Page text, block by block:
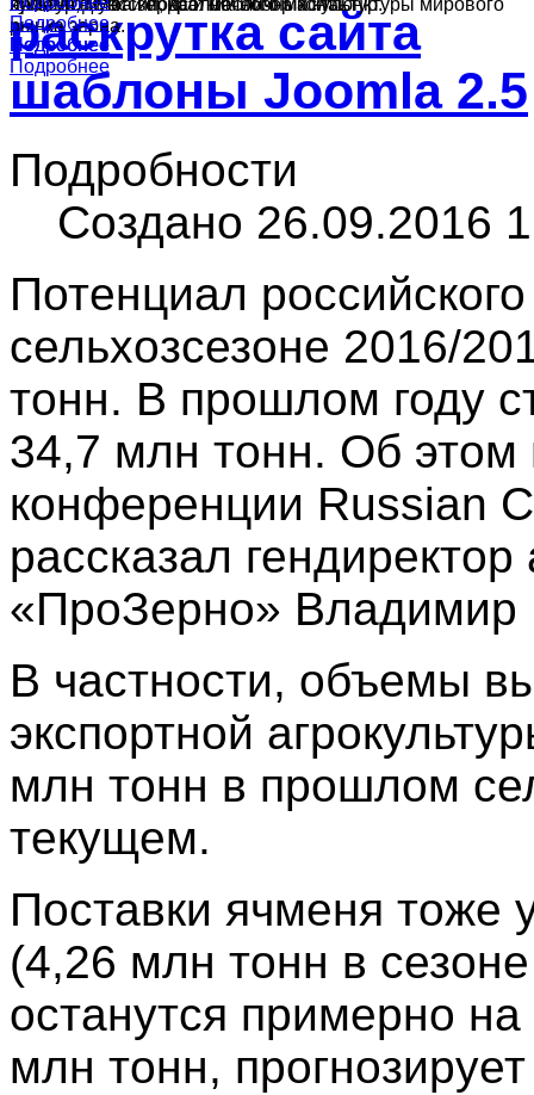
культур в России, краткий обзор конъюнктуры мирового
рынка зерна.
Подробнее
ячменя, муки и подсолнечного масла.
Подробнее
производства зерна и масличных культур.
Подробнее
Подробнее
раскрутка сайта
шаблоны Joomla 2.5
Подробности
Создано 26.09.2016
Потенциал
сельхозсезоне 2016/
тонн. В прошлом году
34,7 млн тонн. Об этом
конференции Russian
рассказал
«ПроЗерно» Владимир
В частности, объемы
экспортной
млн тонн в прошлом
текущем.
Поставки ячменя тоже
(4,26 млн тонн в
останутся примерно
млн тонн,